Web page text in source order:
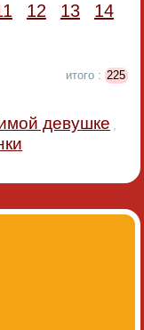
12 13
14
итого : 225
девушке ,